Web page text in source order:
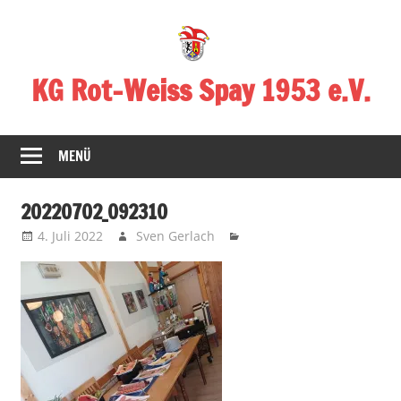
KG Rot-Weiss Spay 1953 e.V.
in
Spay!
MENÜ
20220702_092310
4. Juli 2022 Sven Gerlach